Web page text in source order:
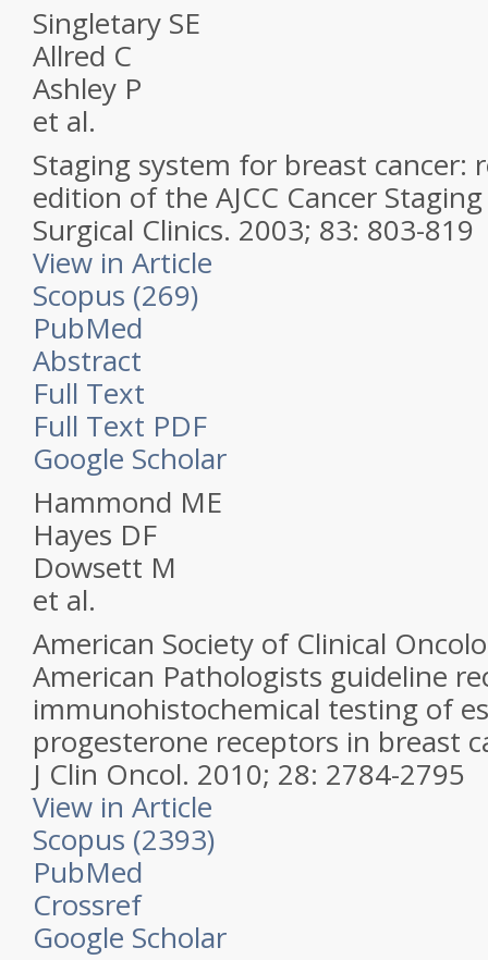
Singletary SE
Allred C
Ashley P
et al.
Staging system for breast cancer:
edition of the AJCC Cancer
Surgical Clinics. 2003; 83: 803-819
View in Article
Scopus (269)
PubMed
Abstract
Full Text
Full Text PDF
Google Scholar
Hammond ME
Hayes DF
Dowsett M
et al.
American Society of Clinical
American Pathologists guideline
immunohistochemical testing of
progesterone receptors in breast
J Clin Oncol. 2010; 28: 2784-2795
View in Article
Scopus (2393)
PubMed
Crossref
Google Scholar